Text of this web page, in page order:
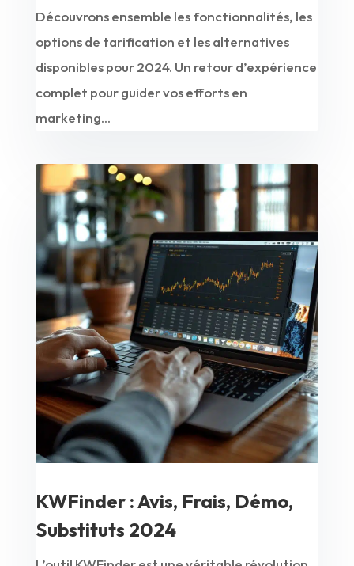
Découvrons ensemble les fonctionnalités, les
options de tarification et les alternatives
disponibles pour 2024. Un retour d’expérience
complet pour guider vos efforts en
marketing...
KWFinder : Avis, Frais, Démo,
Substituts 2024